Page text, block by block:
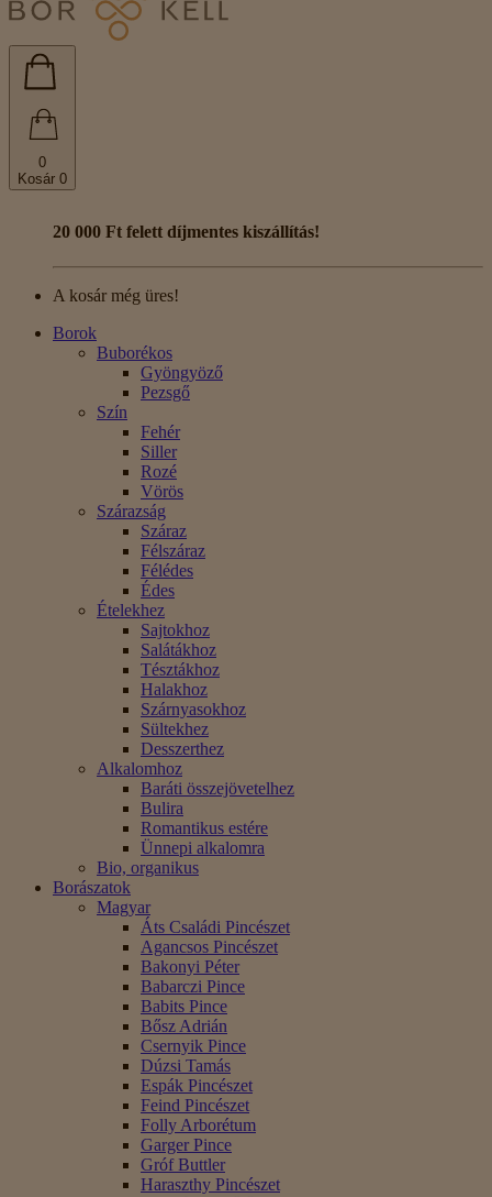
0
Kosár 0
20 000 Ft felett díjmentes kiszállítás!
A kosár még üres!
Borok
Buborékos
Gyöngyöző
Pezsgő
Szín
Fehér
Siller
Rozé
Vörös
Szárazság
Száraz
Félszáraz
Félédes
Édes
Ételekhez
Sajtokhoz
Salátákhoz
Tésztákhoz
Halakhoz
Szárnyasokhoz
Sültekhez
Desszerthez
Alkalomhoz
Baráti összejövetelhez
Bulira
Romantikus estére
Ünnepi alkalomra
Bio, organikus
Borászatok
Magyar
Áts Családi Pincészet
Agancsos Pincészet
Bakonyi Péter
Babarczi Pince
Babits Pince
Bősz Adrián
Csernyik Pince
Dúzsi Tamás
Espák Pincészet
Feind Pincészet
Folly Arborétum
Garger Pince
Gróf Buttler
Haraszthy Pincészet